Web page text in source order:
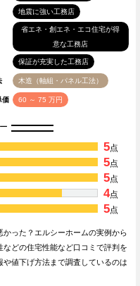
地震に強い工務店
省エネ・創エネ・エコ住宅が得
意な工務店
保証が充実した工務店
木造（軸組・パネル工法）
価 60 ～ 75 万円
5点
5点
5点
4点
5点
った？エルシーホームの実例から
どの住宅性能など口コミで評判を
値下げ方法まで調査しているのは